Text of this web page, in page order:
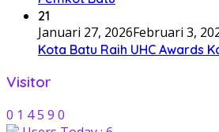
21
Januari 27, 2026Februari 3,
Kota Batu Raih UHC Awards
Visitor
0 1 45 9 0